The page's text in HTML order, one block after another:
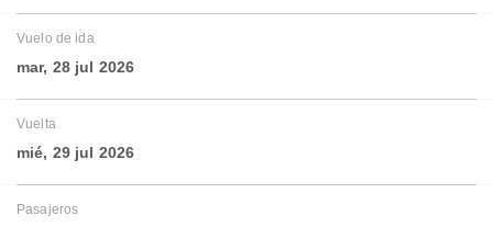
Vuelo de ida
mar, 28 jul 2026
Vuelta
mié, 29 jul 2026
Pasajeros